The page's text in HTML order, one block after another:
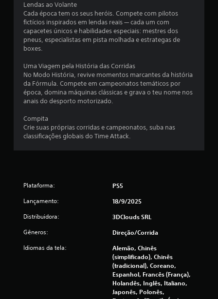
4
8
c
l
õ
e
Lendas ao Volante
Cada época tem os seus heróis. Compete com pilotos
fictícios inspirados em lendas reais — cada um com
capacetes únicos e habilidades especiais: mestres dos
pneus, especialistas em pista molhada e estrategas de
boxes.
Uma Viagem pela História das Corridas
No Modo História, revive momentos marcantes da história
da Fórmula. Compete em campeonatos temáticos por
época, domina máquinas clássicas e grava o teu nome nos
anais do desporto motorizado.
Compita
Crie suas próprias corridas e campeonatos, suba nas
classificações globais do Time Attack.
Plataforma: PS5
Lançamento: 18/9/2025
Distribuidora: 3DClouds SRL
Gêneros: Direção/corrida
Idiomas da tela:
Alemão, Chinês
(simplificado), Chinês
(tradicional), Coreano,
Espanhol, Francês (França),
Holandês, Inglês, Italiano,
Japonês, Polonês,